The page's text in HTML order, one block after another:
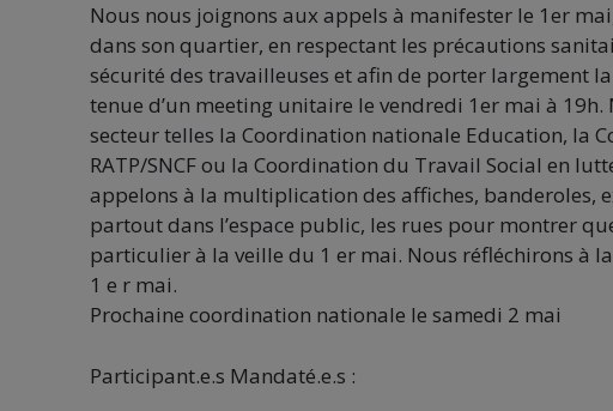
Nous nous joignons aux appels à manifester le 1er
dans son quartier, en respectant les précautions
sécurité des travailleuses et afin de porter largement
tenue d’un meeting unitaire le vendredi 1er mai à
secteur telles la Coordination nationale Education, la
RATP/SNCF ou la Coordination du Travail Social en
appelons à la multiplication des affiches, banderoles,
partout dans l’espace public, les rues pour montrer
particulier à la veille du 1 er mai. Nous réfléchirons à
1 e r mai.
Prochaine coordination nationale le samedi 2 mai
Participant.e.s Mandaté.e.s :